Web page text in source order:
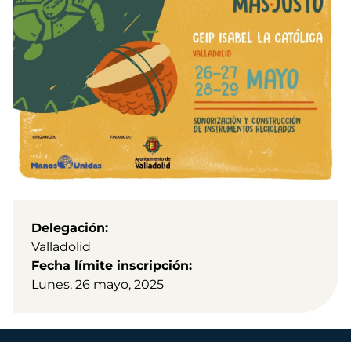
Delegación
Valladolid
Fecha límite inscripción
Lunes, 26 mayo, 2025